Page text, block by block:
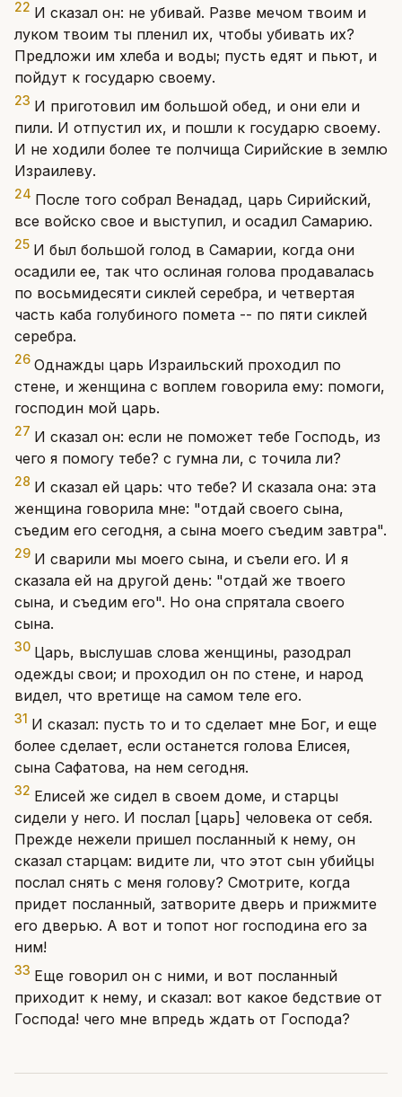
22 И сказал он: не убивай. Разве мечом твоим и
луком твоим ты пленил их, чтобы убивать их?
Предложи им хлеба и воды; пусть едят и пьют, и
пойдут к государю своему.
23 И приготовил им большой обед, и они ели и
пили. И отпустил их, и пошли к государю своему.
И не ходили более те полчища Сирийские в землю
Израилеву.
24 После того собрал Венадад, царь Сирийский,
все войско свое и выступил, и осадил Самарию.
25 И был большой голод в Самарии, когда они
осадили ее, так что ослиная голова продавалась
по восьмидесяти сиклей серебра, и четвертая
часть каба голубиного помета -- по пяти сиклей
серебра.
26 Однажды царь Израильский проходил по
стене, и женщина с воплем говорила ему: помоги,
господин мой царь.
27 И сказал он: если не поможет тебе Господь, из
чего я помогу тебе? с гумна ли, с точила ли?
28 И сказал ей царь: что тебе? И сказала она: эта
женщина говорила мне: "отдай своего сына,
съедим его сегодня, а сына моего съедим завтра".
29 И сварили мы моего сына, и съели его. И я
сказала ей на другой день: "отдай же твоего
сына, и съедим его". Но она спрятала своего
сына.
30 Царь, выслушав слова женщины, разодрал
одежды свои; и проходил он по стене, и народ
видел, что вретище на самом теле его.
31 И сказал: пусть то и то сделает мне Бог, и еще
более сделает, если останется голова Елисея,
сына Сафатова, на нем сегодня.
32 Елисей же сидел в своем доме, и старцы
сидели у него. И послал [царь] человека от себя.
Прежде нежели пришел посланный к нему, он
сказал старцам: видите ли, что этот сын убийцы
послал снять с меня голову? Смотрите, когда
придет посланный, затворите дверь и прижмите
его дверью. А вот и топот ног господина его за
ним!
33 Еще говорил он с ними, и вот посланный
приходит к нему, и сказал: вот какое бедствие от
Господа! чего мне впредь ждать от Господа?